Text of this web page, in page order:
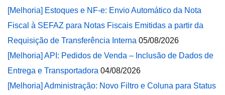
[Melhoria] Estoques e NF-e: Envio Automático da Nota
Fiscal à SEFAZ para Notas Fiscais Emitidas a partir da
Requisição de Transferência Interna 05/08/2026
[Melhoria] API: Pedidos de Venda – Inclusão de Dados de
Entrega e Transportadora 04/08/2026
[Melhoria] Administração: Novo Filtro e Coluna para Status